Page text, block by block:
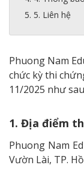
5. Liên hệ
Phuong Nam
chức kỳ thi
11/2025 như
1. Địa điểm
Phuong Nam
Vườn Lài, TP.